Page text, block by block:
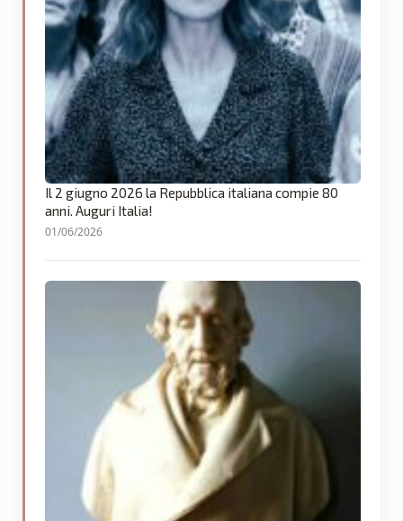
Il 2 giugno 2026 la Repubblica italiana compie 80
anni. Auguri Italia!
01/06/2026